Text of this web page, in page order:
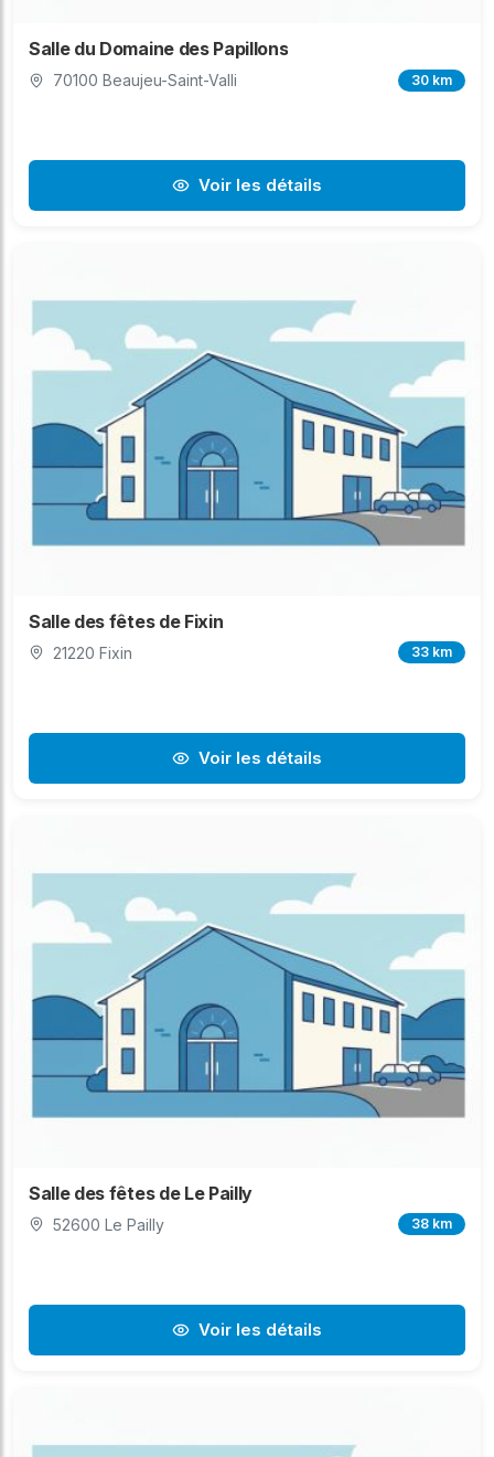
Salle du Domaine des Papillons
70100 Beaujeu-Saint-Valli 30 km
Voir les détails
Salle des fêtes de Fixin
21220 Fixin 33 km
Voir les détails
Salle des fêtes de Le Pailly
52600 Le Pailly 38 km
Voir les détails